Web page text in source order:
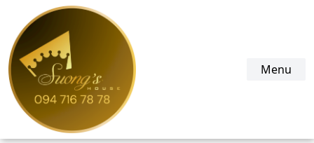
suonghouse.com
Menu